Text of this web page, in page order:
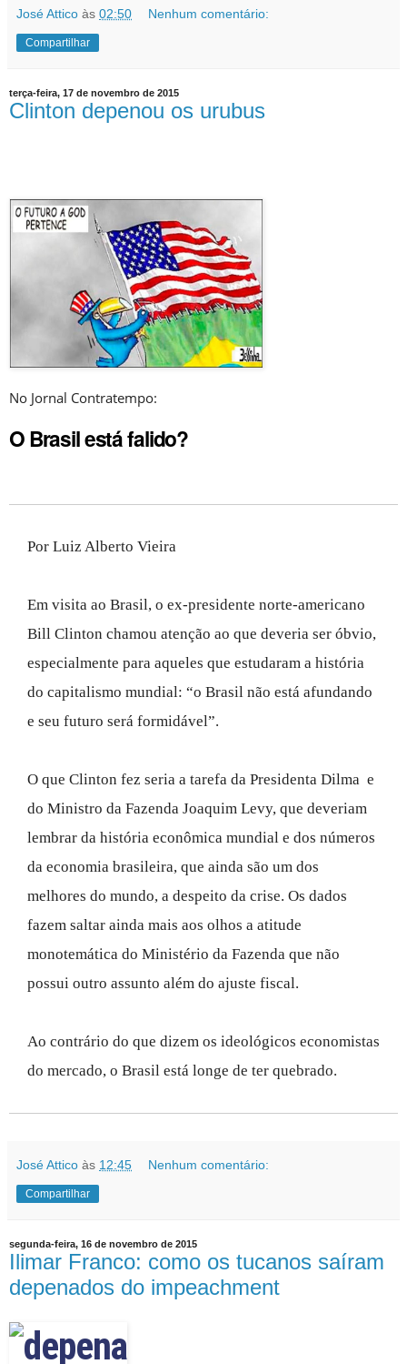
José Attico às 02:50 Nenhum comentário:
Compartilhar
terça-feira, 17 de novembro de 2015
Clinton depenou os urubus
No Jornal Contratempo:
O Brasil está falido?
Por Luiz Alberto Vieira
Em visita ao Brasil, o ex-presidente norte-americano
Bill Clinton chamou atenção ao que deveria ser óbvio,
especialmente para aqueles que estudaram a história
do capitalismo mundial: “o Brasil não está afundando
e seu futuro será formidável”.
O que Clinton fez seria a tarefa da Presidenta Dilma e
do Ministro da Fazenda Joaquim Levy, que deveriam
lembrar da história econômica mundial e dos números
da economia brasileira, que ainda são um dos
melhores do mundo, a despeito da crise. Os dados
fazem saltar ainda mais aos olhos a atitude
monotemática do Ministério da Fazenda que não
possui outro assunto além do ajuste fiscal.
Ao contrário do que dizem os ideológicos economistas
do mercado, o Brasil está longe de ter quebrado.
José Attico às 12:45 Nenhum comentário:
Compartilhar
segunda-feira, 16 de novembro de 2015
Ilimar Franco: como os tucanos saíram
depenados do impeachment